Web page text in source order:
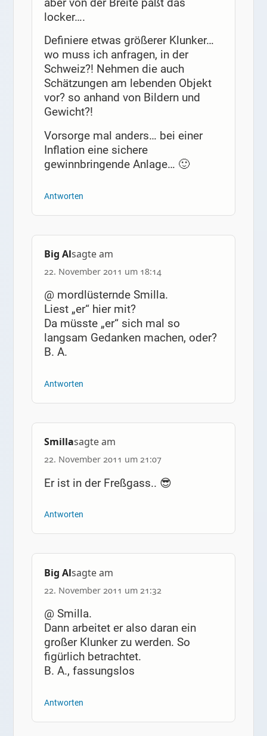
locker….
Definiere etwas größerer Klunker…
wo muss ich anfragen, in der
Schweiz?! Nehmen die auch
Schätzungen am lebenden Objekt
vor? so anhand von Bildern und
Gewicht?!
Vorsorge mal anders… bei einer
Inflation eine sichere
gewinnbringende Anlage… 🙂
Antworten
Big Alsagte am
22. November 2011 um 18:14
@ mordlüsternde Smilla.
Liest „er“ hier mit?
Da müsste „er“ sich mal so
langsam Gedanken machen, oder?
B. A.
Antworten
Smillasagte am
22. November 2011 um 21:07
Er ist in der Freßgass.. 😎
Antworten
Big Alsagte am
22. November 2011 um 21:32
@ Smilla.
Dann arbeitet er also daran ein
großer Klunker zu werden. So
figürlich betrachtet.
B. A., fassungslos
Antworten